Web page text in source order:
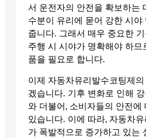
서 운전자의 안전을 확보하는
수분이 유리에 묻어 강한 시
줍니다. 그래서 매우 중요한
주행 시 시야가 명확해야 하므
품을 필요로 합니다.
이제 자동차유리발수코팅제
겠습니다. 기후 변화로 인해
와 더불어, 소비자들의 안전에
있습니다. 이에 따라, 자동차
가 폭발적으로 증가하고 있는